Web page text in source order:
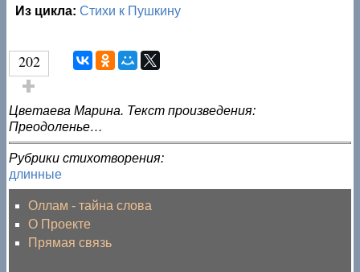
Из цикла:Стихи к Пушкину
202
Голос за!
Цветаева Марина. Текст произведения:
Преодоленье…
Рубрики стихотворения:
длинные
Оллам - тайна слова
О Проекте
Прямая связь